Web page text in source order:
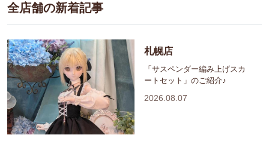
全店舗の新着記事
札幌店
「サスペンダー編み上げスカ
ートセット」のご紹介♪
2026.08.07